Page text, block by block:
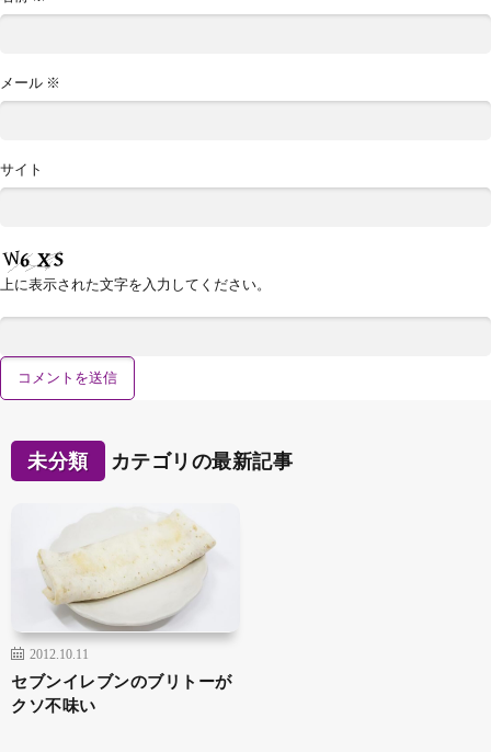
メール ※
サイト
上に表示された文字を入力してください。
未分類 カテゴリの最新記事
2012.10.11
セブンイレブンのブリトーが
クソ不味い